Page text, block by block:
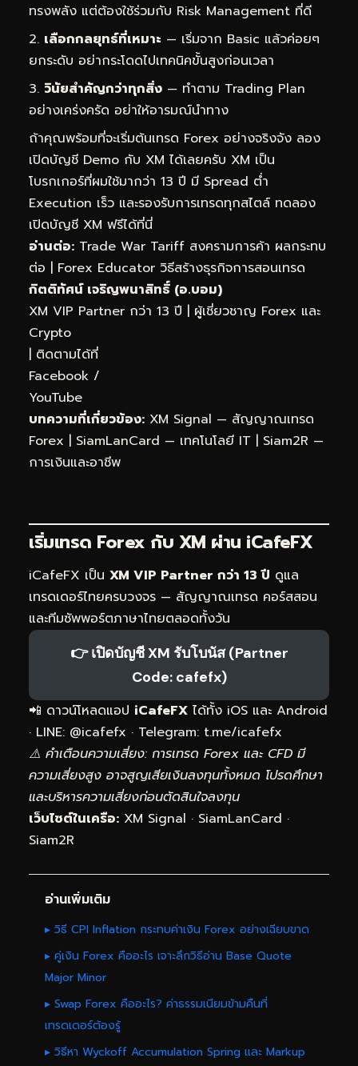
ทรงพลัง แต่ต้องใช้ร่วมกับ Risk Management ที่ดี
เลือกกลยุทธ์ที่เหมาะ — เริ่มจาก Basic แล้วค่อยๆ
ยกระดับ อย่ากระโดดไปเทคนิคขั้นสูงก่อนเวลา
วินัยสำคัญกว่าทุกสิ่ง — ทำตาม Trading Plan
อย่างเคร่งครัด อย่าให้อารมณ์นำทาง
ถ้าคุณพร้อมที่จะเริ่มต้นเทรด Forex อย่างจริงจัง ลอง
เปิดบัญชี Demo กับ XM ได้เลยครับ XM เป็น
โบรกเกอร์ที่ผมใช้มากว่า 13 ปี มี Spread ต่ำ
Execution เร็ว และรองรับการเทรดทุกสไตล์ ทดลอง
เปิดบัญชี XM ฟรีได้ที่นี่
อ่านต่อ: Trade War Tariff สงครามการค้า ผลกระทบ
ต่อ | Forex Educator วิธีสร้างธุรกิจการสอนเทรด
กิตติทัศน์ เจริญพนาสิทธิ์ (อ.บอม)
XM VIP Partner กว่า 13 ปี | ผู้เชี่ยวชาญ Forex และ
Crypto
| ติดตามได้ที่
Facebook /
YouTube
บทความที่เกี่ยวข้อง: XM Signal — สัญญาณเทรด
Forex | SiamLanCard — เทคโนโลยี IT | Siam2R —
การเงินและอาชีพ
เริ่มเทรด Forex กับ XM ผ่าน iCafeFX
iCafeFX เป็น XM VIP Partner กว่า 13 ปี ดูแล
เทรดเดอร์ไทยครบวงจร — สัญญาณเทรด คอร์สสอน
และทีมซัพพอร์ตภาษาไทยตลอดทั้งวัน
👉 เปิดบัญชี XM รับโบนัส (Partner
Code: cafefx)
📲 ดาวน์โหลดแอป iCafeFX ได้ทั้ง iOS และ Android
· LINE: @icafefx · Telegram: t.me/icafefx
⚠️ คำเตือนความเสี่ยง: การเทรด Forex และ CFD มี
ความเสี่ยงสูง อาจสูญเสียเงินลงทุนทั้งหมด โปรดศึกษา
และบริหารความเสี่ยงก่อนตัดสินใจลงทุน
เว็บไซต์ในเครือ: XM Signal · SiamLanCard ·
Siam2R
อ่านเพิ่มเติม
▸ วิธี CPI Inflation กระทบค่าเงิน Forex อย่างเฉียบขาด
▸ คู่เงิน Forex คืออะไร เจาะลึกวิธีอ่าน Base Quote
Major Minor
▸ Swap Forex คืออะไร? ค่าธรรมเนียมข้ามคืนที่
เทรดเดอร์ต้องรู้
▸ วิธีหา Wyckoff Accumulation Spring และ Markup